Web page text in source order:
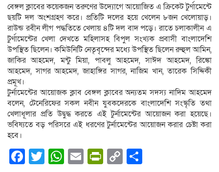
বেঙ্গল ক্লাবের কয়েকজন তরুণের উদ্যোগে আয়োজিত এ ক্রিকেট টুর্ণামেন্টে
ছয়টি দল অংশগ্রহণ করে। প্রতিটি দলের হয়ে খেলেন ৮জন খেলোয়াড়।
রাউন্ড রবীন লীগ পদ্ধতিতে খেলায় ৪টি দল বাদ পড়ে। রাতে চলাকালীন এ
টুর্ণামেন্টের খেলা দেখতে মহিলাসহ বিপুল সংখ্যক প্রবাসী বাংলাদেশি
উপস্থিত ছিলেন। কমিউনিটি নেতৃবৃন্দের মধ্যে উপস্থিত ছিলেন রুহুল আমিন,
জাকির আহমেদ, মন্টু মিয়া, পাবলু আহমেদ, সাঈদ আহমেদ, রিঙ্কো
আহমেদ, সাগর আহমেদ, জাহাঙ্গির সাগর, নাজিম খান, তারেক সিদ্দিকী
প্রমূখ।
টুর্নামেন্টের আয়োজক ক্লাব বেঙ্গল ক্লাবের অন্যতম সদস্য নাদিম আহমেদ
বলেন, টেনেরিফের সকল নবীন যুবকদেরকে বাংলাদেশি সংস্কৃতি তথা
খেলাধূলার প্রতি উদ্বুদ্ধ করতে এই টুর্নামেন্টের আয়োজন করা হয়েছে।
ভবিষ্যতে বড় পরিসরে এই ধরণের টুর্নামেন্টের আয়োজন করার চেষ্টা করা
হবে।
Facebook
Twitter
WhatsApp
EmailPrintFriendly
Copy